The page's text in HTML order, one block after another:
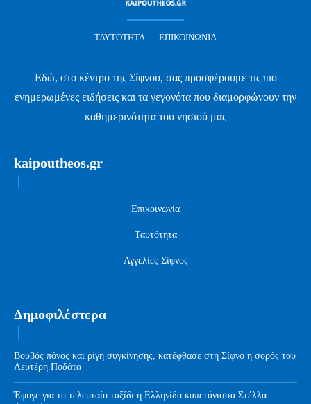
ΤΑΥΤΌΤΗΤΑ ΕΠΙΚΟΙΝΩΝΊΑ
Εδώ, στο κέντρο της Σίφνου, σας προσφέρουμε τις πιο
ενημερωμένες ειδήσεις και τα γεγονότα που διαμορφώνουν την
καθημερινότητα του νησιού μας
kaipoutheos.gr
Επικοινωνία
Ταυτότητα
Αγγελίες Σίφνος
Δημοφιλέστερα
Βουβός πόνος και ρίγη συγκίνησης, κατέφθασε στη Σίφνο η σορός του
Λευτέρη Ποδότα
Έφυγε για το τελευταίο ταξίδι η Ελληνίδα καπετάνισσα Στέλλα